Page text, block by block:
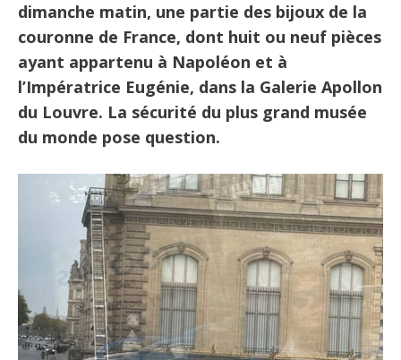
dimanche matin, une partie des bijoux de la
couronne de France, dont huit ou neuf pièces
ayant appartenu à Napoléon et à
l’Impératrice Eugénie, dans la Galerie Apollon
du Louvre. La sécurité du plus grand musée
du monde pose question.